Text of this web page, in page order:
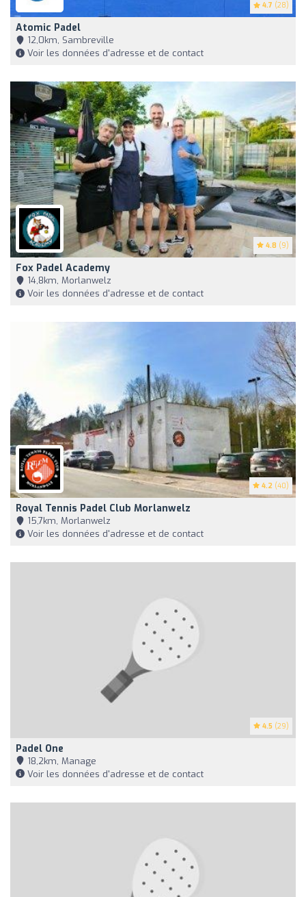
4.7 (28)
Atomic Padel
12,0km, Sambreville
Voir les données d'adresse et de contact
4.8 (9)
Fox Padel Academy
14,8km, Morlanwelz
Voir les données d'adresse et de contact
4.2 (40)
Royal Tennis Padel Club Morlanwelz
15,7km, Morlanwelz
Voir les données d'adresse et de contact
4.5 (29)
Padel One
18,2km, Manage
Voir les données d'adresse et de contact